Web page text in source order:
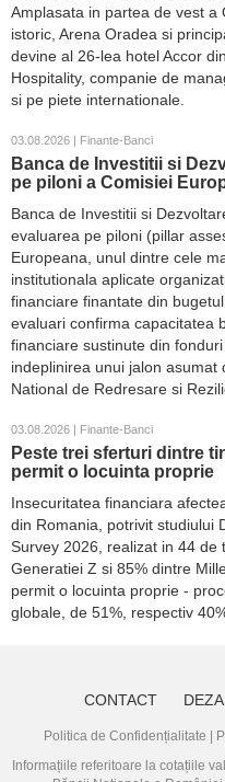
Amplasata in partea de vest
istoric, Arena Oradea si
devine al 26-lea hotel Accor
Hospitality, companie de
si pe piete internationale.
03.08.2026 | Finante-Banci
Banca de Investitii si
pe piloni a Comisiei
Banca de Investitii si
evaluarea pe piloni (pillar
Europeana, unul dintre cele
institutionala aplicate
financiare finantate din
evaluari confirma capacitatea
financiare sustinute din
indeplinirea unui jalon
National de Redresare si
03.08.2026 | Finante-Banci
Peste trei sferturi dintre
permit o locuinta proprie
Insecuritatea financiara
din Romania, potrivit studiului
Survey 2026, realizat in 44
Generatiei Z si 85% dintre
permit o locuinta proprie -
globale, de 51%, respectiv
CONTACT
Politica de Confidențialitate
Informațiile referitoare la cotațiile